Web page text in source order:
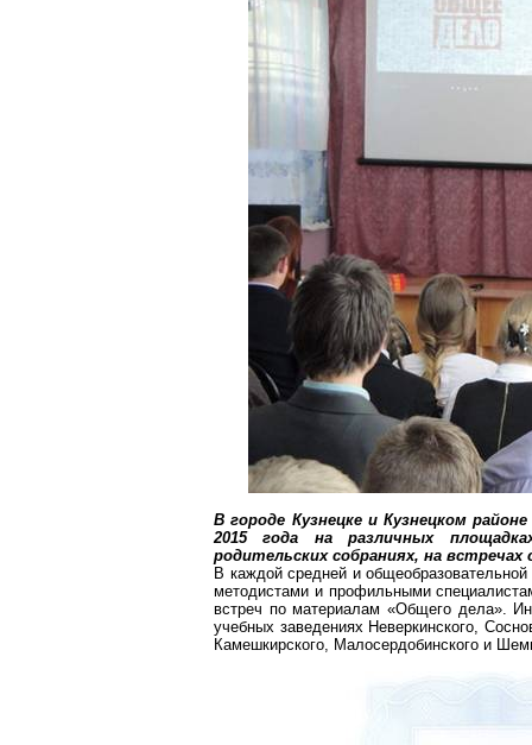
В городе Кузнецке и Кузнецком
2015 года на различных
родительских собраниях, на встречах
В каждой средней и
методистами и профильными
встреч по материалам «Общего дела».
учебных заведениях Неверкинского,
Камешкирского, Малосердобинского и